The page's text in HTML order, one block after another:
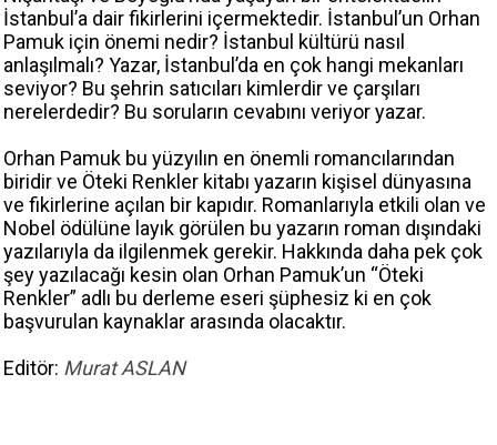
İstanbul’a dair fikirlerini içermektedir. İstanbul’un Orhan
Pamuk için önemi nedir? İstanbul kültürü nasıl
anlaşılmalı? Yazar, İstanbul’da en çok hangi mekanları
seviyor? Bu şehrin satıcıları kimlerdir ve çarşıları
nerelerdedir? Bu soruların cevabını veriyor yazar.
Orhan Pamuk bu yüzyılın en önemli romancılarından
biridir ve Öteki Renkler kitabı yazarın kişisel dünyasına
ve fikirlerine açılan bir kapıdır. Romanlarıyla etkili olan ve
Nobel ödülüne layık görülen bu yazarın roman dışındaki
yazılarıyla da ilgilenmek gerekir. Hakkında daha pek çok
şey yazılacağı kesin olan Orhan Pamuk’un “Öteki
Renkler” adlı bu derleme eseri şüphesiz ki en çok
başvurulan kaynaklar arasında olacaktır.
Editör: Murat ASLAN